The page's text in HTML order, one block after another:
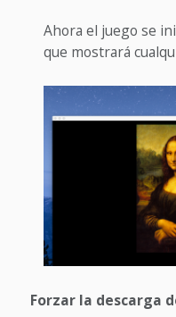
Ahora el juego se
que mostrará
Forzar la descarga